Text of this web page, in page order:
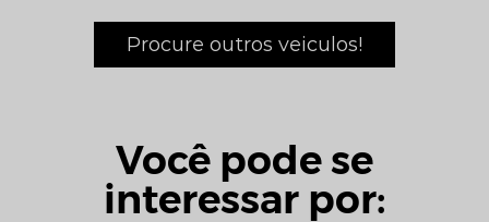
Procure outros veiculos!
Você pode se
interessar por: